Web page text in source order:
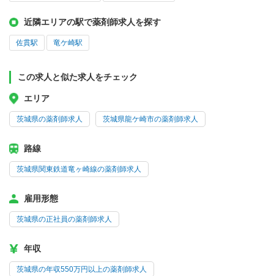
近隣エリアの駅で薬剤師求人を探す
佐貫駅 竜ケ崎駅
この求人と似た求人をチェック
エリア
茨城県の薬剤師求人 茨城県龍ケ崎市の薬剤師求人
路線
茨城県関東鉄道竜ヶ崎線の薬剤師求人
雇用形態
茨城県の正社員の薬剤師求人
年収
茨城県の年収550万円以上の薬剤師求人